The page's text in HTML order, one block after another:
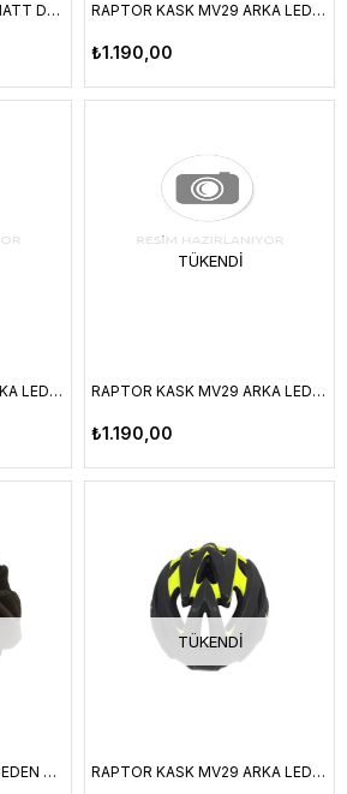
BELL NOMAD 2 B0726 MATT DARK BLUE - UNISEX M/L 53-60CM RAPTOR KASK MV29 ARKA LED LAMBALI FILELI KIRMIZI/SIYAH M BEDEN
₺1.190,00
RAPTOR KASK MV29 ARKA LED LAMBALI FILELI KIRMIZI/SIYAH L BEDEN
TÜKENDI
RAPTOR KASK MV29 ARKA LED LAMBALI FILELI GRI/KOYU GRI M BEDEN
₺1.190,00
RAPTOR KASK MV29 L BEDEN ARKA LED LAMBALI MAT SIYAH
TÜKENDI
RAPTOR KASK MV29 ARKA LED LAMBALI FILELI SIYAH/LIME L BEDEN